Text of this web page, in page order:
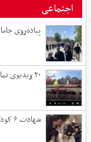
اجتماعی
پیاده‌روی
۲۰ ویدیوی تماشایی از مراسم تشییع و نماز بر پیکر رهبر شهید در مشهد
شهادت ۶ کودک در اثر حملات آمریکایی – صهیونی در استان تهران